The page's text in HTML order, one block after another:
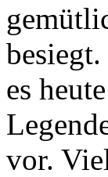
es
vor.